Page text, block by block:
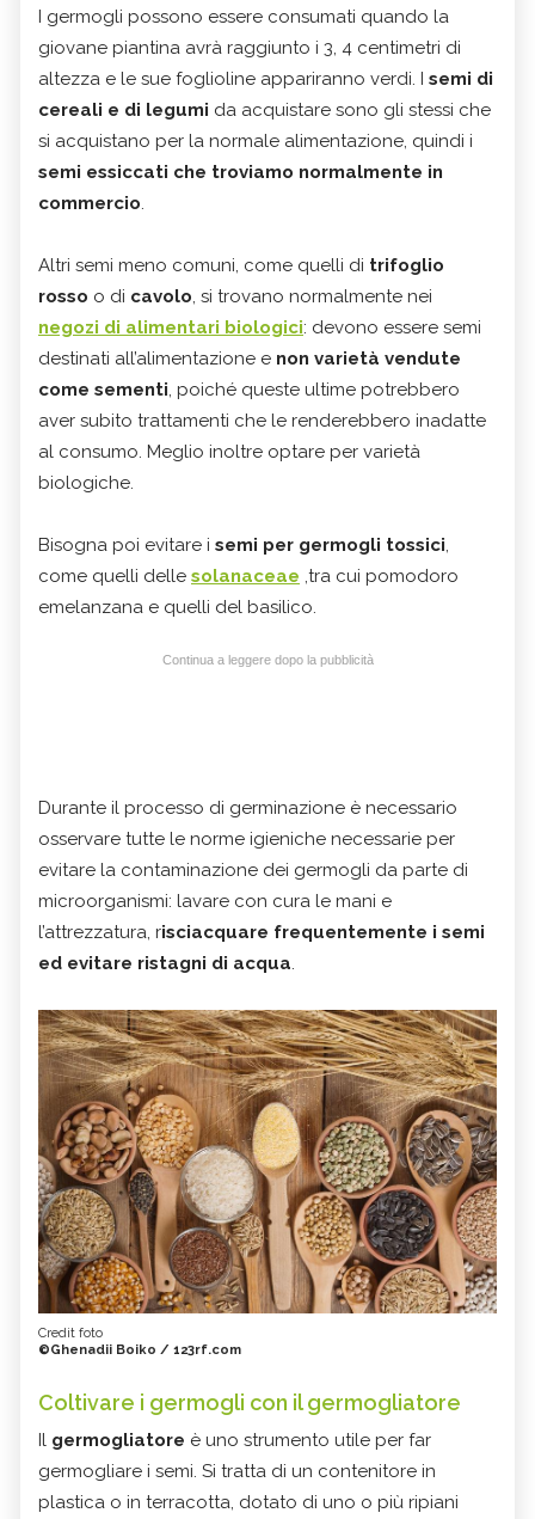
I germogli possono essere consumati quando la
giovane piantina avrà raggiunto i 3, 4 centimetri di
altezza e le sue foglioline appariranno verdi. I semi di
cereali e di legumi da acquistare sono gli stessi che
si acquistano per la normale alimentazione, quindi i
semi essiccati che troviamo normalmente in
commercio.
Altri semi meno comuni, come quelli di trifoglio
rosso o di cavolo, si trovano normalmente nei
negozi di alimentari biologici: devono essere semi
destinati all’alimentazione e non varietà vendute
come sementi, poiché queste ultime potrebbero
aver subito trattamenti che le renderebbero inadatte
al consumo. Meglio inoltre optare per varietà
biologiche.
Bisogna poi evitare i semi per germogli tossici,
come quelli delle solanaceae ,tra cui pomodoro
emelanzana e quelli del basilico.
Continua a leggere dopo la pubblicità
Durante il processo di germinazione è necessario
osservare tutte le norme igieniche necessarie per
evitare la contaminazione dei germogli da parte di
microorganismi: lavare con cura le mani e
l’attrezzatura, risciacquare frequentemente i semi
ed evitare ristagni di acqua.
Credit foto
©Ghenadii Boiko / 123rf.com
Coltivare i germogli con il germogliatore
Il germogliatore è uno strumento utile per far
germogliare i semi. Si tratta di un contenitore in
plastica o in terracotta, dotato di uno o più ripiani